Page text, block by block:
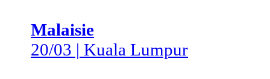
Malaisie
20/03 | Kuala Lumpur